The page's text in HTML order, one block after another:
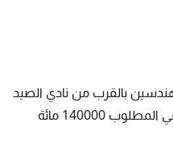
بالقرب من نادي الصيد
يصلح لمطعم أو كافية أو توكيل عالمي المطلوب 140000 مائة